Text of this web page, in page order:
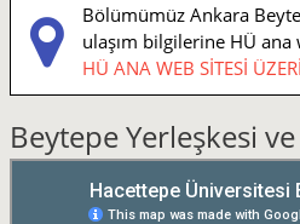
Bölümümüz Ankara
ulaşım bilgilerine HÜ
HÜ ANA WEB SİTESİ
Beytepe Yerleşkesi